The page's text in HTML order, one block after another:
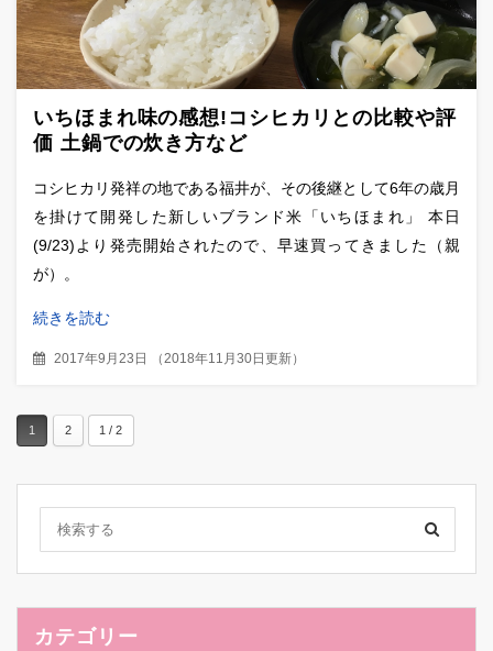
いちほまれ味の感想!コシヒカリとの比較や評
価 土鍋での炊き方など
コシヒカリ発祥の地である福井が、その後継として6年の歳月
を掛けて開発した新しいブランド米「いちほまれ」 本日
(9/23)より発売開始されたので、早速買ってきました（親
が）。
続きを読む
2017年9月23日 （2018年11月30日更新）
1 2 1 / 2
カテゴリー